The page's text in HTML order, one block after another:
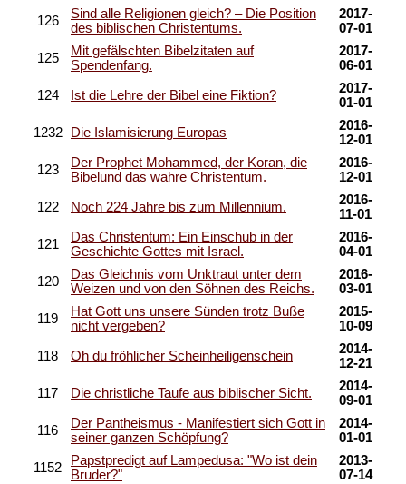
126
Sind alle Religionen gleich? – Die Position
des biblischen Christentums.
2017-
07-01
125
Mit gefälschten Bibelzitaten auf
Spendenfang.
2017-
06-01
124 Ist die Lehre der Bibel eine Fiktion?
2017-
01-01
1232 Die Islamisierung Europas
2016-
12-01
123
Der Prophet Mohammed, der Koran, die
Bibelund das wahre Christentum.
2016-
12-01
122 Noch 224 Jahre bis zum Millennium.
2016-
11-01
121
Das Christentum: Ein Einschub in der
Geschichte Gottes mit Israel.
2016-
04-01
120
Das Gleichnis vom Unktraut unter dem
Weizen und von den Söhnen des Reichs.
2016-
03-01
119
Hat Gott uns unsere Sünden trotz Buße
nicht vergeben?
2015-
10-09
118 Oh du fröhlicher Scheinheiligenschein
2014-
12-21
117 Die christliche Taufe aus biblischer Sicht.
2014-
09-01
116
Der Pantheismus - Manifestiert sich Gott in
seiner ganzen Schöpfung?
2014-
01-01
1152
Papstpredigt auf Lampedusa: "Wo ist dein
Bruder?"
2013-
07-14